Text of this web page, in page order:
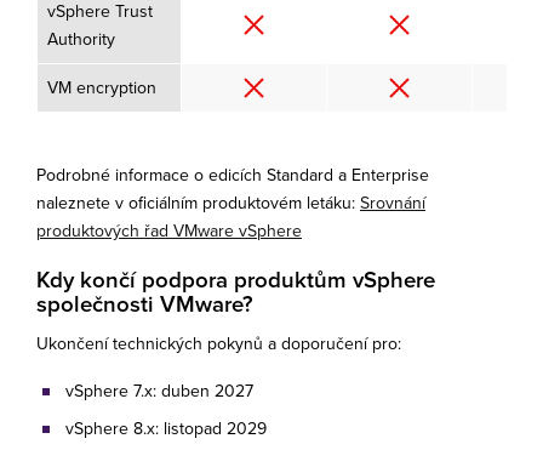
vSphere Trust
Authority
VM encryption
Podrobné informace o edicích Standard a Enterprise
naleznete v oficiálním produktovém letáku: Srovnání
produktových řad VMware vSphere
Kdy končí podpora produktům vSphere
společnosti VMware?
Ukončení technických pokynů a doporučení pro:
vSphere 7.x: duben 2027
vSphere 8.x: listopad 2029